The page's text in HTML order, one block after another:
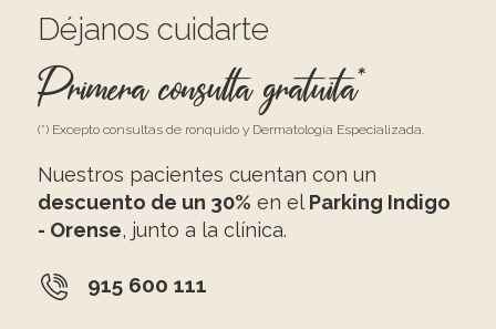
Déjanos cuidarte
Primera consulta gratuita*
(*) Excepto consultas de ronquido y Dermatología Especializada.
Nuestros pacientes cuentan con un
descuento de un 30% en el Parking Indigo
- Orense, junto a la clínica.
915 600 111